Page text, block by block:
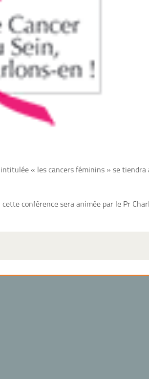
« les cancers féminins » se tiendra
conférence sera animée par le Pr